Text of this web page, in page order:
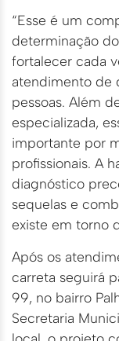
“Esse é um
determinação
fortalecer cada
atendimento de
pessoas. Além
especializada,
importante por
profissionais. A
diagnóstico
sequelas e
existe em torno
Após os
carreta seguirá
99, no bairro
Secretaria